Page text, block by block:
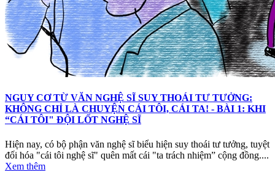
NGUY CƠ TỪ VĂN NGHỆ SĨ SUY THOÁI TƯ TƯỞNG:
KHÔNG CHỈ LÀ CHUYỆN CÁI TÔI, CÁI TA! - BÀI 1: KHI
“CÁI TÔI" ĐỘI LỐT NGHỆ SĨ
Hiện nay, có bộ phận văn nghệ sĩ biểu hiện suy thoái tư tưởng, tuyệt
đối hóa "cái tôi nghệ sĩ" quên mất cái "ta trách nhiệm” cộng đồng....
Xem thêm